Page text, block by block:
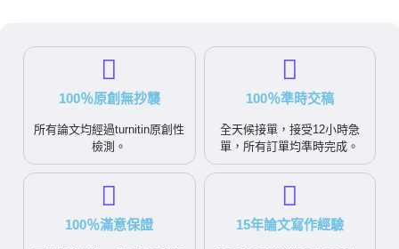
100％原創無抄襲
所有論文均經過turnitin原創性
檢測。
100％準時交稿
全天候接單，接受12小時急
單，所有訂單均準時完成。
100％滿意保證 15年論文寫作經驗